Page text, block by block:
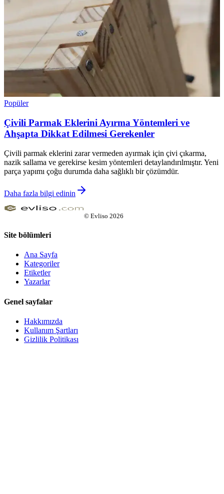
Popüler
Çivili Parmak Eklerini Ayırma Yöntemleri ve
Ahşapta Dikkat Edilmesi Gerekenler
Çivili parmak eklerini zarar vermeden ayırmak için çivi çıkarma,
nazik sallama ve gerekirse kesim yöntemleri detaylandırılmıştır. Yeni
parça yapımı çoğu durumda daha sağlıklı bir çözümdür.
Daha fazla bilgi edinin
© Evliso 2026
Site bölümleri
Ana Sayfa
Kategoriler
Etiketler
Yazarlar
Genel sayfalar
Hakkımızda
Kullanım Şartları
Gizlilik Politikası